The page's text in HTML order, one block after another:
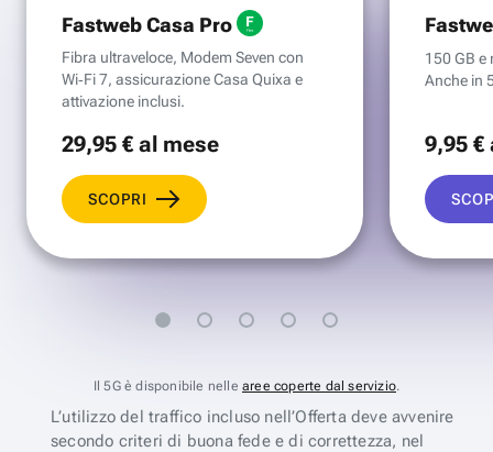
Fastweb Casa Pro
Fibra ultraveloce, Modem Seven con
Wi‑Fi 7, assicurazione Casa Quixa e
attivazione inclusi.
29,95 €al mese
SCOPRI
150 GB e
Anche in
9,95 €
Il 5G è disponibile nelle aree coperte dal servizio.
L’utilizzo del traffico incluso nell’Offerta deve avvenire
secondo criteri di buona fede e di correttezza, nel